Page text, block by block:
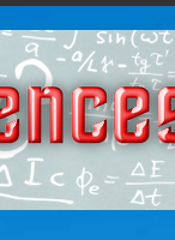
Sciences